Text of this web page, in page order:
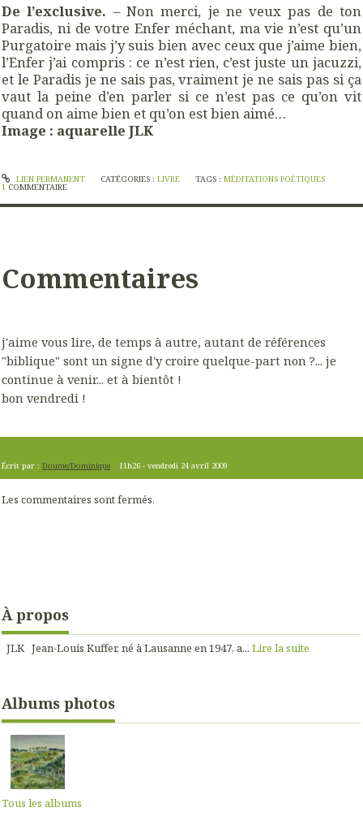
De l’exclusive. – Non merci, je ne veux pas de ton
Paradis, ni de votre Enfer méchant, ma vie n’est qu’un
Purgatoire mais j’y suis bien avec ceux que j’aime bien,
l’Enfer j’ai compris : ce n’est rien, c’est juste un jacuzzi,
et le Paradis je ne sais pas, vraiment je ne sais pas si ça
vaut la peine d’en parler si ce n’est pas ce qu’on vit
quand on aime bien et qu’on est bien aimé…
Image : aquarelle JLK
LIEN PERMANENT CATÉGORIES : LIVRE TAGS :MÉDITATIONS POÉTIQUES
1 COMMENTAIRE
Commentaires
j'aime vous lire, de temps à autre, autant de références
"biblique" sont un signe d'y croire quelque-part non ?... je
continue à venir... et à bientôt !
bon vendredi !
Écrit par : Doume/Dominique 11h26 -vendredi 24 avril 2009
Les commentaires sont fermés.
À propos
JLK Jean-Louis Kuffer, né à Lausanne en 1947, a... Lire la suite
Albums photos
Tous les albums